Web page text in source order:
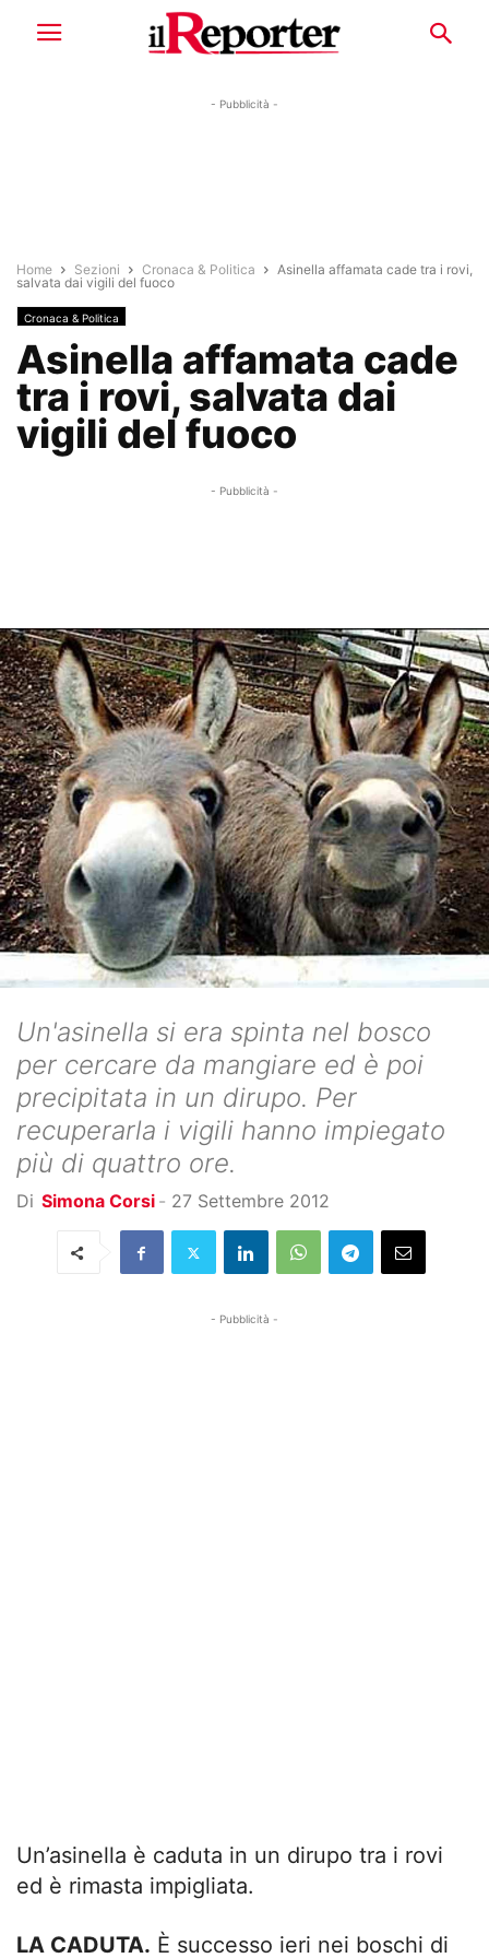
- Pubblicità -
Home Sezioni Cronaca & Politica
Asinella affamata cade tra i rovi,
salvata dai vigili del fuoco
Cronaca & Politica
Asinella affamata cade
tra i rovi, salvata dai
vigili del fuoco
- Pubblicità -
Un'asinella si era spinta nel bosco
per cercare da mangiare ed è poi
precipitata in un dirupo. Per
recuperarla i vigili hanno impiegato
più di quattro ore.
Di Simona Corsi - 27 Settembre 2012
- Pubblicità -
Un’asinella è caduta in un dirupo tra i rovi
ed è rimasta impigliata.
LA CADUTA. È successo ieri nei boschi di